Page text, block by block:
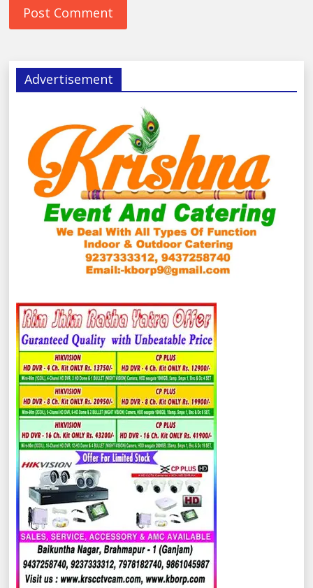
Advertisement